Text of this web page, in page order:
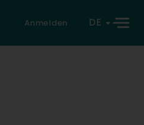
Anmelden DE